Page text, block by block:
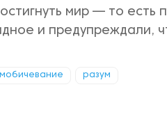
мир — то есть
и предупреждали,
разум